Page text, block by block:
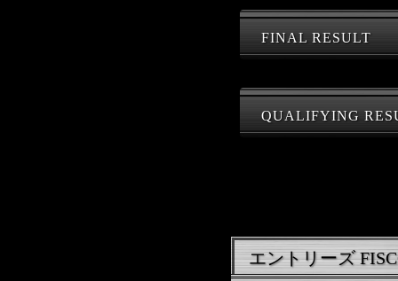
FINAL RESULT
QUALIFYING
エントリーズ